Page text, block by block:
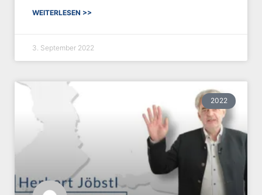
WEITERLESEN >>
3. September 2022
2022